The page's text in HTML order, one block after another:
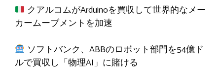
クアルコムがArduinoを買収して世界的なメー
カームーブメントを加速
ソフトバンク、ABBのロボット部門を54億ド
ルで買収し「物理AI」に賭ける